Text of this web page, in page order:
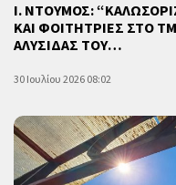
Ι. ΝΤΟΥΜΟΣ:
ΚΑΙ ΦΟΙΤΗΤΡΙΕΣ ΣΤΟ
ΑΛΥΣΙΔΑΣ ΤΟΥ…
30 Ιουλίου 2026 08:02